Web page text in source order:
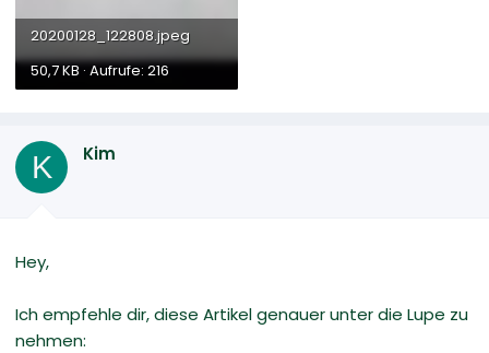
20200128_122808.jpeg
50,7 KB · Aufrufe: 216
K Kim
Hey,
Ich empfehle dir, diese Artikel genauer unter die Lupe zu
nehmen: